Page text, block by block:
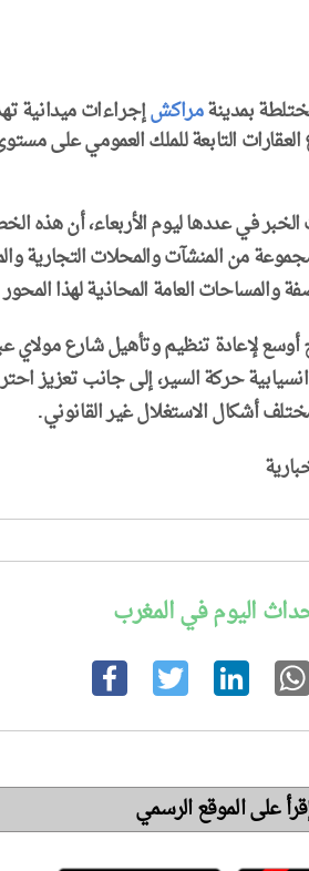
بمدينةمراكشإجراءات ميدانية
التابعة للملك العمومي على
في عددها ليوم الأربعاء، أن هذه
من المنشآت والمحلات التجارية
العامة المحاذية لهذا
أوسع لإعادة تنظيم وتأهيل شارع مولاي
حركة السير، إلى جانب تعزيز
أشكال الاستغلال غير القانوني.
اليوم في المغرب
على الموقع الرسمي